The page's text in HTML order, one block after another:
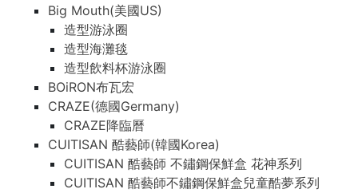
Big Mouth(美國US)
造型游泳圈
造型海灘毯
造型飲料杯游泳圈
BOiRON布瓦宏
CRAZE(德國Germany)
CRAZE降臨曆
CUITISAN 酷藝師(韓國Korea)
CUITISAN 酷藝師 不鏽鋼保鮮盒 花神系列
CUITISAN 酷藝師不鏽鋼保鮮盒兒童酷夢系列